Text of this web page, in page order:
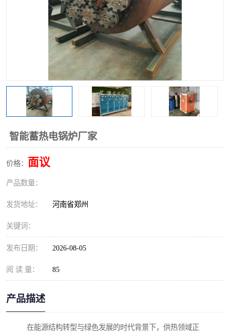
智能蓄热电锅炉厂家
价格： 面议
产品数量：
发货地址： 河南省郑州
关键词：
发布日期： 2026-08-05
阅 读 量： 85
产品描述
在能源结构转型与绿色发展的时代背景下，供热领域正